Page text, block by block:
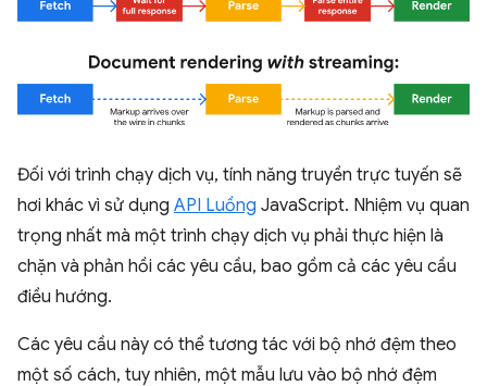
Đối với trình chạy dịch vụ, tính năng truyền trực tuyến sẽ
hơi khác vì sử dụng API Luồng JavaScript. Nhiệm vụ quan
trọng nhất mà một trình chạy dịch vụ phải thực hiện là
chặn và phản hồi các yêu cầu, bao gồm cả các yêu cầu
điều hướng.
Các yêu cầu này có thể tương tác với bộ nhớ đệm theo
một số cách, tuy nhiên, một mẫu lưu vào bộ nhớ đệm